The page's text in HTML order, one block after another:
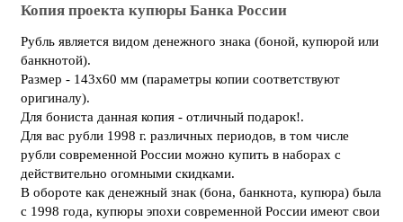
Копия проекта купюры Банка России
Рубль является видом денежного знака (боной, купюрой или
банкнотой).
Размер - 143х60 мм (параметры копии соответствуют
оригиналу).
Для бониста данная копия - отличный подарок!.
Для вас рубли 1998 г. различных периодов, в том числе
рубли cовременной России можно купить в наборах с
действительно огомными скидками.
В обороте как денежный знак (бона, банкнота, купюра) была
с 1998 года, купюры эпохи cовременной России имеют свои